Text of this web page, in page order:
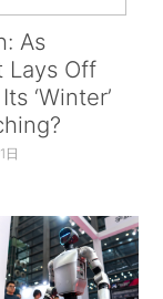
As
Lays Off
‘Winter’
日